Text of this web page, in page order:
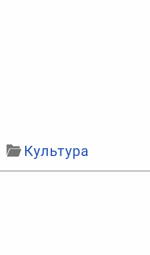
Культура